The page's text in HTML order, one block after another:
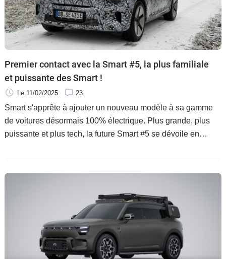
Premier contact avec la Smart #5, la plus familiale
et puissante des Smart !
Le 11/02/2025 23
Smart s'apprête à ajouter un nouveau modèle à sa gamme
de voitures désormais 100% électrique. Plus grande, plus
puissante et plus tech, la future Smart #5 se dévoile en